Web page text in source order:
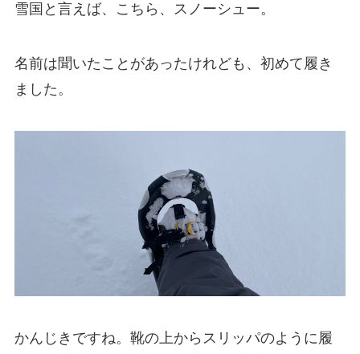
雪国と言えば、こちら、スノーシュー。
名前は聞いたことがあったけれども、初めて履き
ました。
かんじきですね。靴の上からスリッパのように履